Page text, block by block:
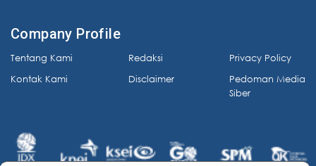
Company Profile
Tentang Kami
Kontak Kami
Redaksi
Disclaimer
Privacy Policy
Pedoman Media
Siber